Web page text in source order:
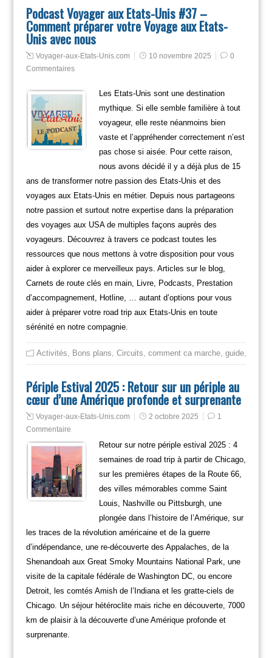
Podcast Voyager aux Etats-Unis #37 –
Comment préparer votre Voyage aux Etats-
Unis avec nous
Voyager-aux-Etats-Unis.com 10 novembre 2025
0
Commentaires
Les Etats-Unis sont une destination
mythique. Si elle semble familière à tout
voyageur, elle reste néanmoins bien
vaste et l’appréhender correctement n’est
pas chose si aisée. Pour cette raison,
nous avons décidé il y a déjà plus de 15
ans de transformer notre passion des Etats-Unis et des
voyages aux Etats-Unis en métier. Depuis nous partageons
notre passion et surtout notre expertise dans la préparation
des voyages aux USA de multiples façons auprès des
voyageurs. Découvrez à travers ce podcast toutes les
ressources que nous mettons à votre disposition pour vous
aider à explorer ce merveilleux pays. Articles sur le blog,
Carnets de route clés en main, Livre, Podcasts, Prestation
d’accompagnement, Hotline, … autant d’options pour vous
aider à préparer votre road trip aux Etats-Unis en toute
sérénité en notre compagnie.
Activités Bons plans Circuits comment ca marche, guide,
Périple Estival 2025 : Retour sur un périple au
cœur d’une Amérique profonde et surprenante
Voyager-aux-Etats-Unis.com 2 octobre 2025
1
Commentaire
Retour sur notre périple estival 2025 : 4
semaines de road trip à partir de Chicago,
sur les premières étapes de la Route 66,
des villes mémorables comme Saint
Louis, Nashville ou Pittsburgh, une
plongée dans l’histoire de l’Amérique, sur
les traces de la révolution américaine et de la guerre
d’indépendance, une re-découverte des Appalaches, de la
Shenandoah aux Great Smoky Mountains National Park, une
visite de la capitale fédérale de Washington DC, ou encore
Detroit, les comtés Amish de l’Indiana et les gratte-ciels de
Chicago. Un séjour hétéroclite mais riche en découverte, 7000
km de plaisir à la découverte d’une Amérique profonde et
surprenante.